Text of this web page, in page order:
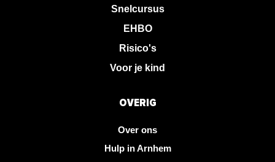
Snelcursus
EHBO
Risico's
Voor je kind
OVERIG
Over ons
Hulp in Arnhem